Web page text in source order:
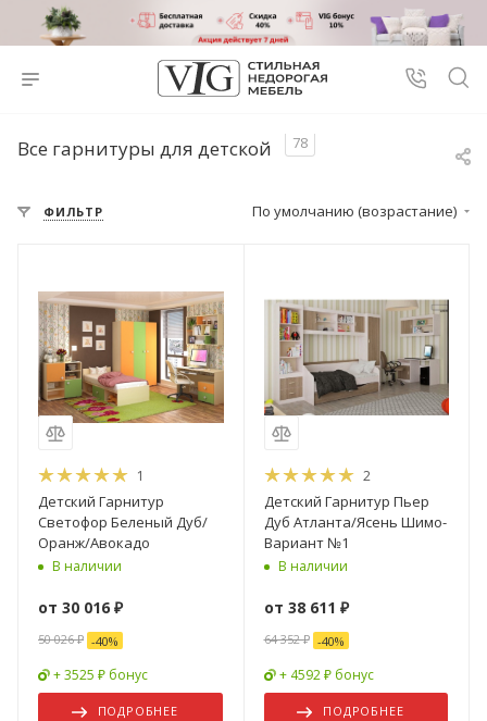
Все гарнитуры для детской 78
ФИЛЬТР По умолчанию (возрастание)
1
Детский Гарнитур
Светофор Беленый Дуб/
Оранж/Авокадо
В наличии
от 30 016 ₽
50 026 ₽ -40%
+ 3525 ₽ бонус
ПОДРОБНЕЕ
2
Детский Гарнитур Пьер
Дуб Атланта/Ясень Шимо-
Вариант №1
В наличии
от 38 611 ₽
64 352 ₽ -40%
+ 4592 ₽ бонус
ПОДРОБНЕЕ